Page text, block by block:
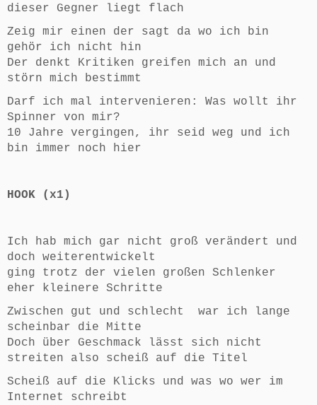
dieser Gegner liegt flach
Zeig mir einen der sagt da wo ich bin
gehör ich nicht hin
Der denkt Kritiken greifen mich an und
störn mich bestimmt
Darf ich mal intervenieren: Was wollt ihr
Spinner von mir?
10 Jahre vergingen, ihr seid weg und ich
bin immer noch hier
HOOK (x1)
Ich hab mich gar nicht groß verändert und
doch weiterentwickelt
ging trotz der vielen großen Schlenker
eher kleinere Schritte
Zwischen gut und schlecht war ich lange
scheinbar die Mitte
Doch über Geschmack lässt sich nicht
streiten also scheiß auf die Titel
Scheiß auf die Klicks und was wo wer im
Internet schreibt